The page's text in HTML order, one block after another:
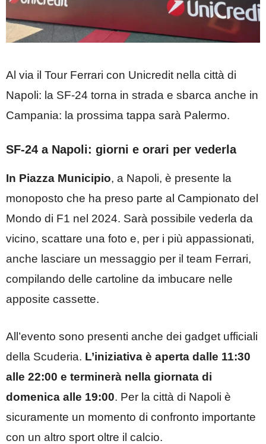
Al via il Tour Ferrari con Unicredit nella città di
Napoli: la SF-24 torna in strada e sbarca anche in
Campania: la prossima tappa sarà Palermo.
SF-24 a Napoli: giorni e orari per vederla
In Piazza Municipio, a Napoli, è presente la
monoposto che ha preso parte al Campionato del
Mondo di F1 nel 2024. Sarà possibile vederla da
vicino, scattare una foto e, per i più appassionati,
anche lasciare un messaggio per il team Ferrari,
compilando delle cartoline da imbucare nelle
apposite cassette.
All’evento sono presenti anche dei gadget ufficiali
della Scuderia. L’iniziativa è aperta dalle 11:30
alle 22:00 e terminerà nella giornata di
domenica alle 19:00. Per la città di Napoli è
sicuramente un momento di confronto importante
con un altro sport oltre il calcio.